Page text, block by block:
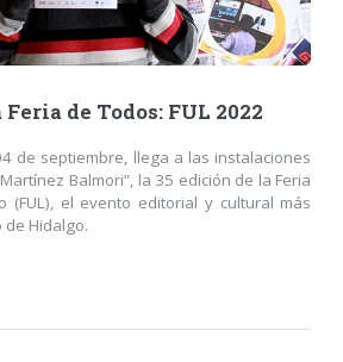
Feria de Todos: FUL 2022
de septiembre, llega a las instalaciones
Balmori”, la 35 edición de la Feria
(FUL), el evento editorial y cultural más
Hidalgo.